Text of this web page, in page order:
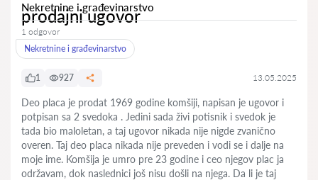
Nekretnine i građevinarstvo
prodajni ugovor
1 odgovor
Nekretnine i građevinarstvo
1 927 13.05.2025
Deo placa je prodat 1969 godine komšiji, napisan je ugovor i
potpisan sa 2 svedoka . Jedini sada živi potisnik i svedok je
tada bio maloletan, a taj ugovor nikada nije nigde zvanično
overen. Taj deo placa nikada nije preveden i vodi se i dalje na
moje ime. Komšija je umro pre 23 godine i ceo njegov plac ja
održavam, dok naslednici još nisu došli na njega. Da li je taj